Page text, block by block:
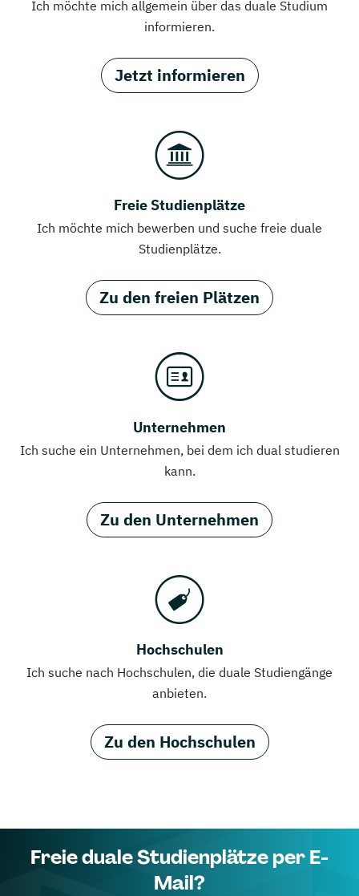
Ich möchte mich allgemein über das duale Studium
informieren.
Jetzt informieren
Freie Studienplätze
Ich möchte mich bewerben und suche freie duale
Studienplätze.
Zu den freien Plätzen
Unternehmen
Ich suche ein Unternehmen, bei dem ich dual studieren
kann.
Zu den Unternehmen
Hochschulen
Ich suche nach Hochschulen, die duale Studiengänge
anbieten.
Zu den Hochschulen
Freie duale Studienplätze per E-
Mail?